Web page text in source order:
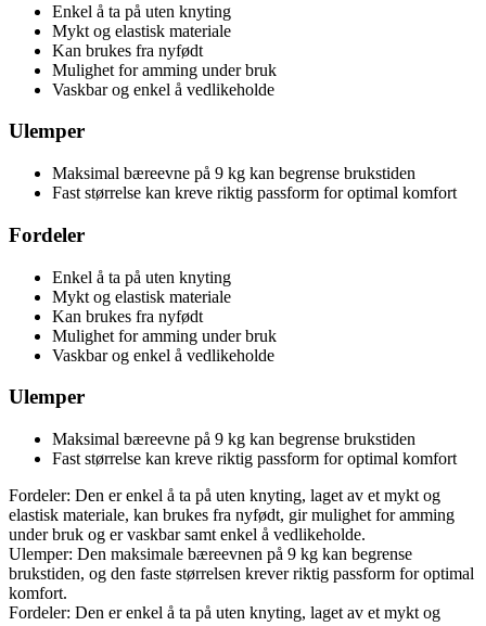
Enkel å ta på uten knyting
Mykt og elastisk materiale
Kan brukes fra nyfødt
Mulighet for amming under bruk
Vaskbar og enkel å vedlikeholde
Ulemper
Maksimal bæreevne på 9 kg kan begrense brukstiden
Fast størrelse kan kreve riktig passform for optimal komfort
Fordeler
Enkel å ta på uten knyting
Mykt og elastisk materiale
Kan brukes fra nyfødt
Mulighet for amming under bruk
Vaskbar og enkel å vedlikeholde
Ulemper
Maksimal bæreevne på 9 kg kan begrense brukstiden
Fast størrelse kan kreve riktig passform for optimal komfort
Fordeler: Den er enkel å ta på uten knyting, laget av et mykt og
elastisk materiale, kan brukes fra nyfødt, gir mulighet for amming
under bruk og er vaskbar samt enkel å vedlikeholde.
Ulemper: Den maksimale bæreevnen på 9 kg kan begrense
brukstiden, og den faste størrelsen krever riktig passform for optimal
komfort.
Fordeler: Den er enkel å ta på uten knyting, laget av et mykt og